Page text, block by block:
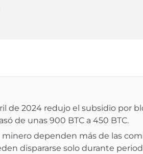
de 2024 redujo el subsidio por
de unas 900 BTC a 450 BTC.
minero dependen más de las
dispararse solo durante